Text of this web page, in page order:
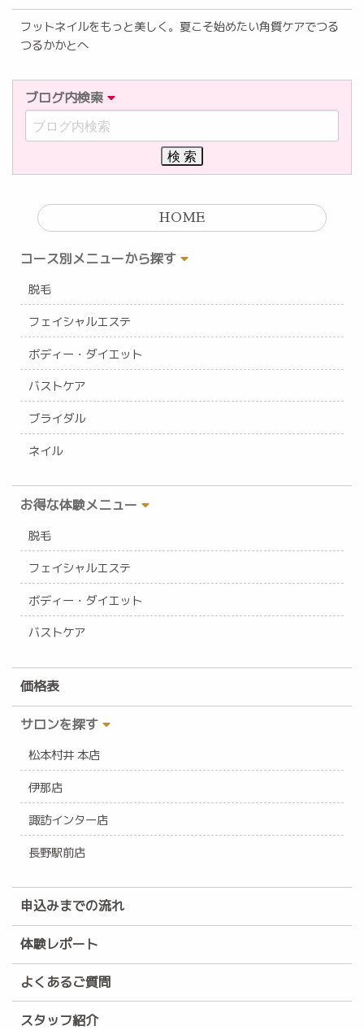
フットネイルをもっと美しく。夏こそ始めたい角質ケアでつる
つるかかとへ
ブログ内検索
HOME
コース別メニューから探す
脱毛
フェイシャルエステ
ボディー・ダイエット
バストケア
ブライダル
ネイル
お得な体験メニュー
脱毛
フェイシャルエステ
ボディー・ダイエット
バストケア
価格表
サロンを探す
松本村井 本店
伊那店
諏訪インター店
長野駅前店
申込みまでの流れ
体験レポート
よくあるご質問
スタッフ紹介